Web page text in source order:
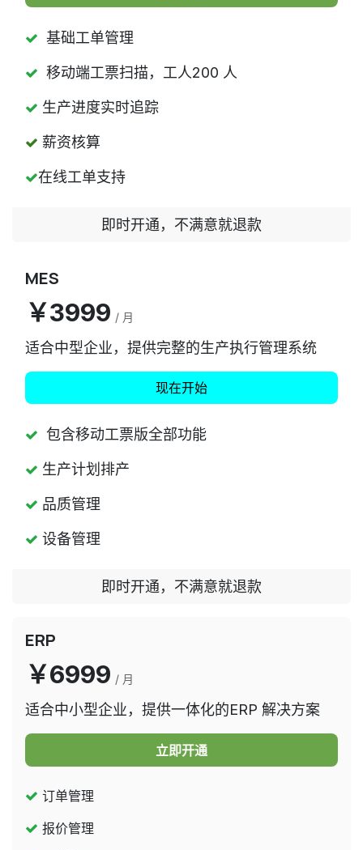
基础工单管理
移动端工票扫描，工人200 人
生产进度实时追踪
薪资核算
在线工单支持
即时开通，不满意就退款
MES
￥3999 / 月
适合中型企业，提供完整的生产执行管理系统
​​​​​​现在开始
包含移动工票版全部功能
生产计划排产
品质管理
设备管理
即时开通，不满意就退款
ERP
￥6999 / 月
适合中小型企业，提供一体化的ERP 解决方案
立即开通​​
订单管理
报价管理